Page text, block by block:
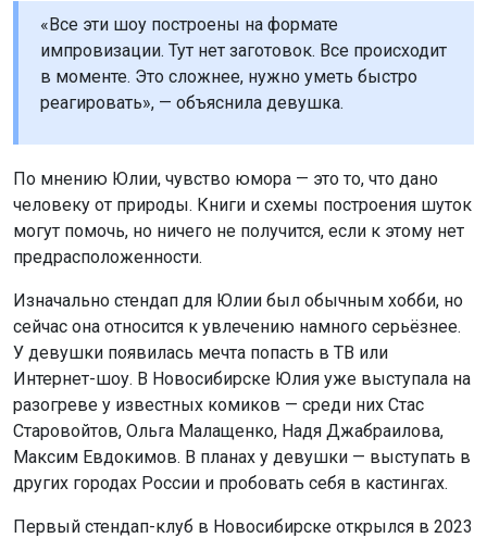
«Все эти шоу построены на формате
импровизации. Тут нет заготовок. Все происходит
в моменте. Это сложнее, нужно уметь быстро
реагировать», — объяснила девушка.
По мнению Юлии, чувство юмора — это то, что дано
человеку от природы. Книги и схемы построения шуток
могут помочь, но ничего не получится, если к этому нет
предрасположенности.
Изначально стендап для Юлии был обычным хобби, но
сейчас она относится к увлечению намного серьёзнее.
У девушки появилась мечта попасть в ТВ или
Интернет-шоу. В Новосибирске Юлия уже выступала на
разогреве у известных комиков — среди них Стас
Старовойтов, Ольга Малащенко, Надя Джабраилова,
Максим Евдокимов. В планах у девушки — выступать в
других городах России и пробовать себя в кастингах.
Первый стендап-клуб в Новосибирске открылся в 2023